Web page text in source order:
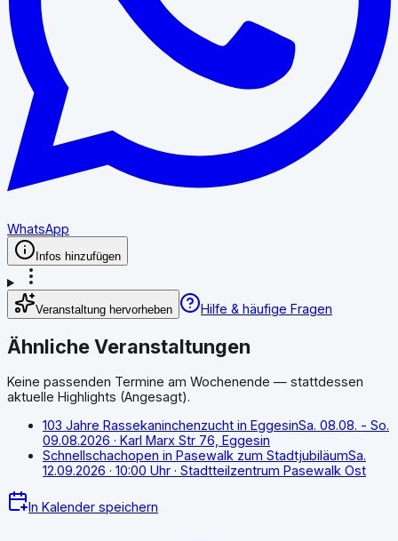
WhatsApp
Infos hinzufügen
Veranstaltung hervorheben Hilfe & häufige Fragen
Ähnliche Veranstaltungen
Keine passenden Termine am Wochenende — stattdessen
aktuelle Highlights (Angesagt).
103 Jahre Rassekaninchenzucht in EggesinSa. 08.08. - So.
09.08.2026 · Karl Marx Str 76, Eggesin
Schnellschachopen in Pasewalk zum StadtjubiläumSa.
12.09.2026 · 10:00 Uhr · Stadtteilzentrum Pasewalk Ost
In Kalender speichern